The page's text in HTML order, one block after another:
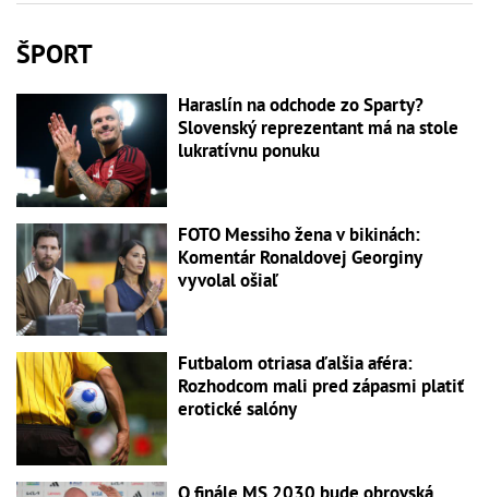
ŠPORT
Haraslín na odchode zo Sparty?
Slovenský reprezentant má na stole
lukratívnu ponuku
FOTO Messiho žena v bikinách:
Komentár Ronaldovej Georginy
vyvolal ošiaľ
Futbalom otriasa ďalšia aféra:
Rozhodcom mali pred zápasmi platiť
erotické salóny
O finále MS 2030 bude obrovská